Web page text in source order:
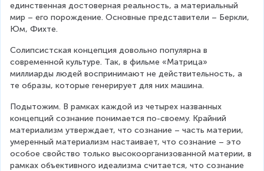
единственная достоверная реальность, а материальный
мир – его порождение. Основные представители – Беркли,
Юм, Фихте.
Солипсистская концепция довольно популярна в
современной культуре. Так, в фильме «Матрица»
миллиарды людей воспринимают не действительность, а
те образы, которые генерирует для них машина.
Подытожим. В рамках каждой из четырех названных
концепций сознание понимается по-своему. Крайний
материализм утверждает, что сознание – часть материи,
умеренный материализм настаивает, что сознание – это
особое свойство только высокоорганизованной материи, в
рамках объективного идеализма считается, что сознание